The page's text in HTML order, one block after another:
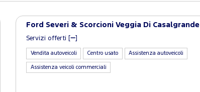
Ford Severi & Scorcioni Veggia Di Casalgrande
Servizi offerti [
Vendita autoveicoli Centro usato Assistenza autoveicoli
Assistenza veicoli commerciali